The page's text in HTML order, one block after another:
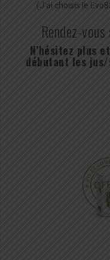
(J’ai choisis le
Rendez-
N’hésitez plus
débutant les